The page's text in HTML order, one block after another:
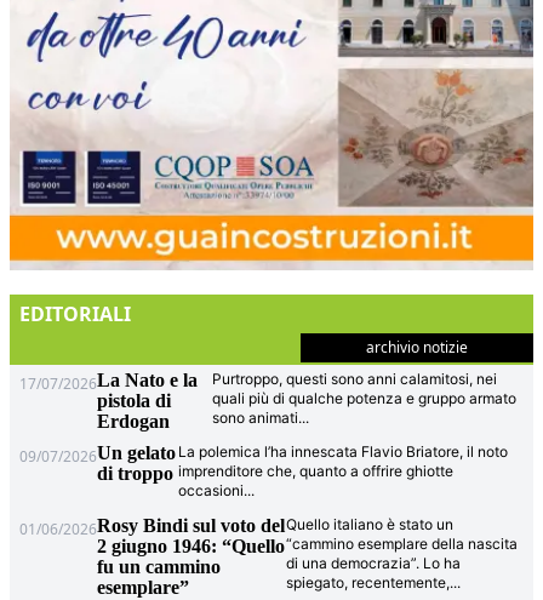
EDITORIALI
archivio notizie
17/07/2026La Nato e la
pistola di
Erdogan
Purtroppo, questi sono anni calamitosi, nei
quali più di qualche potenza e gruppo armato
sono animati...
09/07/2026Un gelato
di troppo
La polemica l’ha innescata Flavio Briatore, il noto
imprenditore che, quanto a offrire ghiotte
occasioni...
01/06/2026Rosy Bindi sul voto del
2 giugno 1946: “Quello
fu un cammino
esemplare”
Quello italiano è stato un
“cammino esemplare della nascita
di una democrazia”. Lo ha
spiegato, recentemente,...